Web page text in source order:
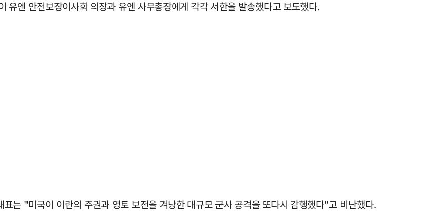
엔 안전보장이사회 의장과 유엔 사무총장에게 각각 서한을 발송했다고 보도했다.
는 "미국이 이란의 주권과 영토 보전을 겨냥한 대규모 군사 공격을 또다시 감행했다"고 비난했다.